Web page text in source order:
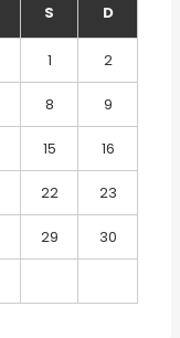
S D
1 2
8 9
15 16
22 23
29 30